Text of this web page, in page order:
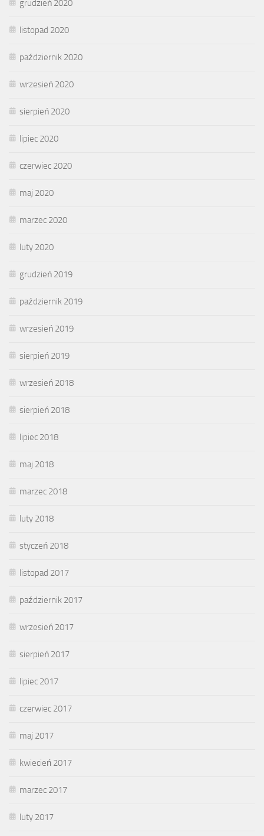
grudzień 2020
listopad 2020
październik 2020
wrzesień 2020
sierpień 2020
lipiec 2020
czerwiec 2020
maj 2020
marzec 2020
luty 2020
grudzień 2019
październik 2019
wrzesień 2019
sierpień 2019
wrzesień 2018
sierpień 2018
lipiec 2018
maj 2018
marzec 2018
luty 2018
styczeń 2018
listopad 2017
październik 2017
wrzesień 2017
sierpień 2017
lipiec 2017
czerwiec 2017
maj 2017
kwiecień 2017
marzec 2017
luty 2017